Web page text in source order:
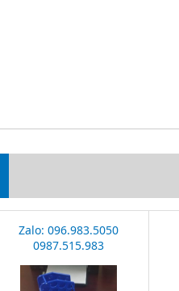
Zalo: 096.983.5050
0987.515.983